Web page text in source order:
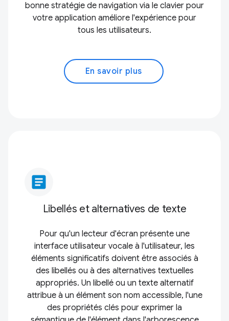
bonne stratégie de navigation via le clavier pour
votre application améliore l'expérience pour
tous les utilisateurs.
En savoir plus
article
Libellés et alternatives de texte
Pour qu'un lecteur d'écran présente une
interface utilisateur vocale à l'utilisateur, les
éléments significatifs doivent être associés à
des libellés ou à des alternatives textuelles
appropriés. Un libellé ou un texte alternatif
attribue à un élément son nom accessible, l'une
des propriétés clés pour exprimer la